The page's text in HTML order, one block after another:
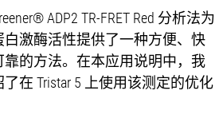
ADP2 TR-FRET Red 分析法为
白激酶活性提供了一种方便、快
靠的方法。在本应用说明中，我
在 Tristar 5 上使用该测定的优化